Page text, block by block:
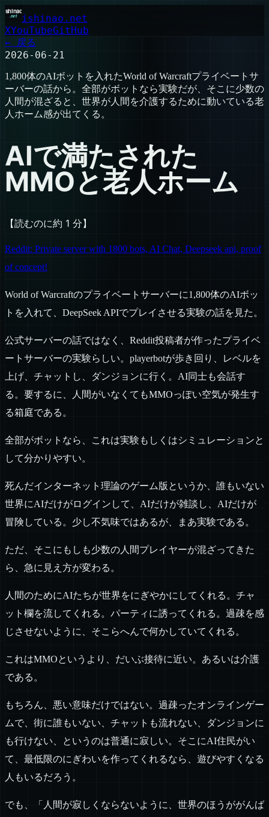
ishinao.net
XYouTubeGitHub
← 戻る
2026-06-21
1,800体のAIボットを入れたWorld of Warcraftプライベートサ
ーバーの話から。全部がボットなら実験だが、そこに少数の
人間が混ざると、世界が人間を介護するために動いている老
人ホーム感が出てくる。
AIで満たされた
MMOと老人ホーム
【読むのに約 1 分】
Reddit: Private server with 1800 bots, AI Chat, Deepseek api, proof
of concept!
World of Warcraftのプライベートサーバーに1,800体のAIボッ
トを入れて、DeepSeek APIでプレイさせる実験の話を見た。
公式サーバーの話ではなく、Reddit投稿者が作ったプライベ
ートサーバーの実験らしい。playerbotが歩き回り、レベルを
上げ、チャットし、ダンジョンに行く。AI同士も会話す
る。要するに、人間がいなくてもMMOっぽい空気が発生す
る箱庭である。
全部がボットなら、これは実験もしくはシミュレーションと
して分かりやすい。
死んだインターネット理論のゲーム版というか、誰もいない
世界にAIだけがログインして、AIだけが雑談し、AIだけが
冒険している。少し不気味ではあるが、まあ実験である。
ただ、そこにもしも少数の人間プレイヤーが混ざってきた
ら、急に見え方が変わる。
人間のためにAIたちが世界をにぎやかにしてくれる。チャ
ット欄を流してくれる。パーティに誘ってくれる。過疎を感
じさせないように、そこらへんで何かしていてくれる。
これはMMOというより、だいぶ接待に近い。あるいは介護
である。
もちろん、悪い意味だけではない。過疎ったオンラインゲー
ムで、街に誰もいない、チャットも流れない、ダンジョンに
も行けない、というのは普通に寂しい。そこにAI住民がい
て、最低限のにぎわいを作ってくれるなら、遊びやすくなる
人もいるだろう。
でも、「人間が寂しくならないように、世界のほうががんば